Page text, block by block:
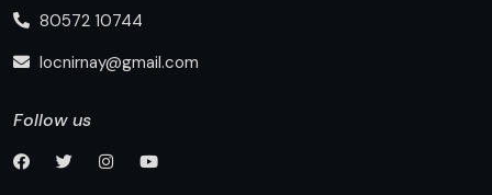
80572 10744
locnirnay@gmail.com
Follow us